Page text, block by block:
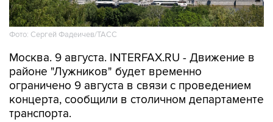
Фото: Сергей Фадеичев/ТАСС
Москва. 9 августа. INTERFAX.RU - Движение в
районе "Лужников" будет временно
ограничено 9 августа в связи с проведением
концерта, сообщили в столичном департаменте
транспорта.